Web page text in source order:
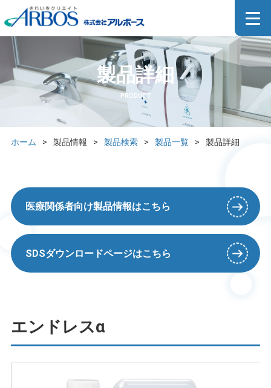
製品詳細
PRODUCT
ホーム > 製品情報 > 製品検索 > 製品一覧 > 製品詳細
医療関係者向け製品情報はこちら
SDSダウンロードページはこちら
エンドレスα